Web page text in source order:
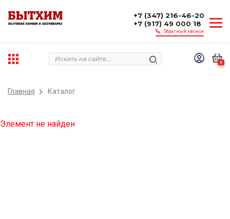
+7 (347) 216-46-20
+7 (917) 49 000 18
Обратный звонок
0
Главная Каталог
Элемент не найден